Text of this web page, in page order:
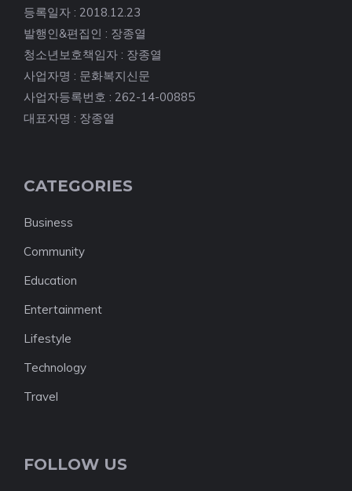
등록일자 : 2018.12.23
발행인&편집인 : 장종열
청소년보호책임자 : 장종열
사업자명 : 문화복지신문
사업자등록번호 : 262-14-00885
대표자명 : 장종열
CATEGORIES
Business
Community
Education
Entertainment
Lifestyle
Technology
Travel
FOLLOW US